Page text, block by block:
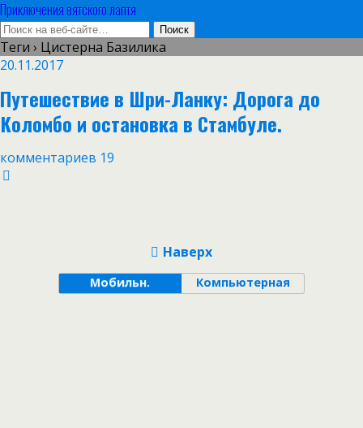
Приключения вятского лаптя
Теги › Цистерна Базилика
20.11.2017
Путешествие в Шри-Ланку: Дорога до
Коломбо и остановка в Стамбуле.
комментариев 19
Наверх
Мобильн. Компьютерная